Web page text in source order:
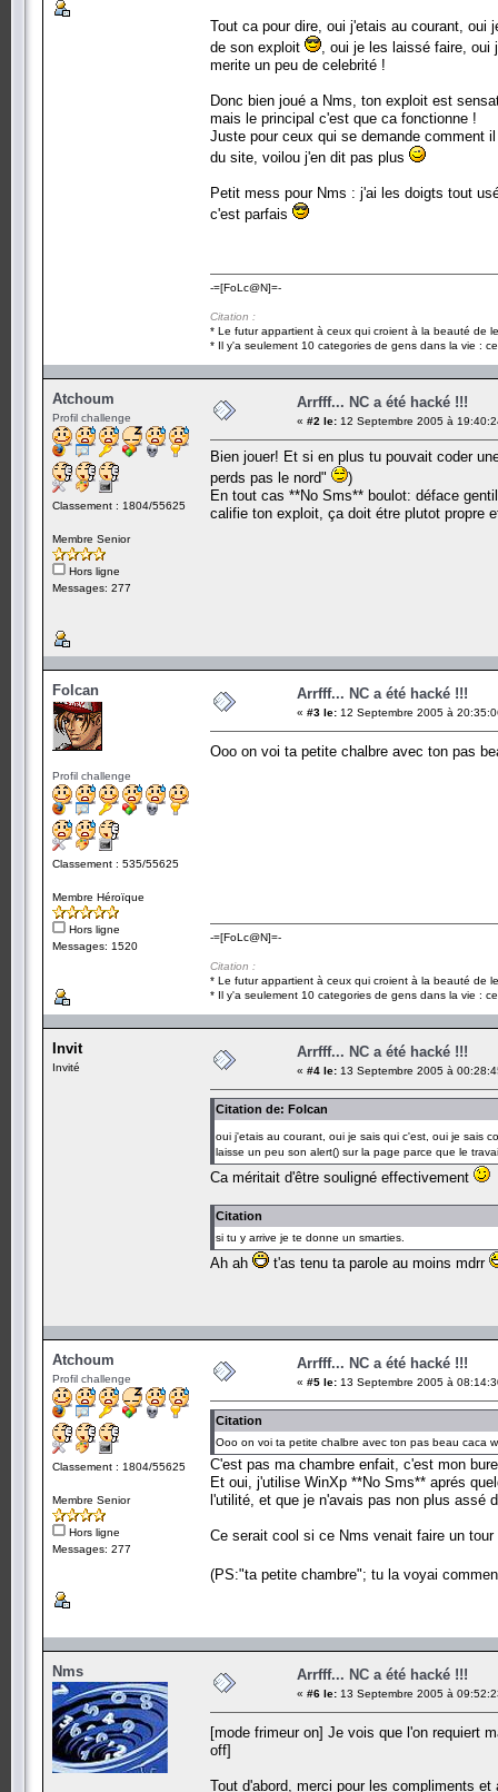
Tout ca pour dire, oui j'etais au courant,
de son exploit
, oui je les laissé faire,
merite un peu de celebrité !
Donc bien joué a Nms, ton exploit est
mais le principal c'est que ca fonctionne !
Juste pour ceux qui se demande comment
du site, voilou j'en dit pas plus
Petit mess pour Nms : j'ai les doigts tout
c'est parfais
-=[FoLc@N]=-
Citation :
* Le futur appartient à ceux qui croient à la beauté de
* Il y'a seulement 10 categories de gens dans la vie :
Atchoum
Profil challenge
Classement : 1804/55625
Membre Senior
Hors ligne
Messages: 277
Arrfff... NC a été hacké !!!
« #2 le: 12 Septembre 2005 à
Bien jouer! Et si en plus tu pouvait coder
perds pas le nord"
)
En tout cas **No Sms** boulot: déface
califie ton exploit, ça doit étre plutot propre
Folcan
Profil challenge
Classement : 535/55625
Membre Héroïque
Hors ligne
Messages: 1520
Arrfff... NC a été hacké !!!
« #3 le: 12 Septembre 2005 à
Ooo on voi ta petite chalbre avec ton pas
-=[FoLc@N]=-
Citation :
* Le futur appartient à ceux qui croient à la beauté de
* Il y'a seulement 10 categories de gens dans la vie :
Invit
Invité
Arrfff... NC a été hacké !!!
« #4 le: 13 Septembre 2005 à
Citation de: Folcan
oui j'etais au courant, oui je sais qui c'est, oui je sais
laisse un peu son alert() sur la page parce que le
Ca méritait d'être souligné effectivement
Citation
si tu y arrive je te donne un smarties.
Ah ah t'as tenu ta parole au moins mdrr
Atchoum
Profil challenge
Classement : 1804/55625
Membre Senior
Hors ligne
Messages: 277
Arrfff... NC a été hacké !!!
« #5 le: 13 Septembre 2005 à
Citation
Ooo on voi ta petite chalbre avec ton pas beau caca
C'est pas ma chambre enfait, c'est mon
Et oui, j'utilise WinXp **No Sms** aprés
l'utilité, et que je n'avais pas non plus assé
Ce serait cool si ce Nms venait faire un
(PS:"ta petite chambre"; tu la voyai
Nms Arrfff... NC a été hacké !!!
« #6 le: 13 Septembre 2005 à
[mode frimeur on] Je vois que l'on requiert
off]
Tout d'abord, merci pour les compliments